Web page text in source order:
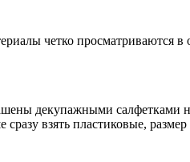
четко просматриваются в
декупажными салфетками
взять пластиковые, размер